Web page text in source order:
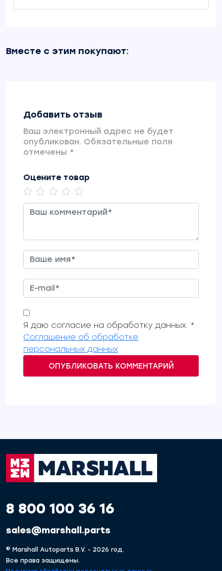
Вместе с этим покупают:
Добавить отзыв
Ваш электронный адрес не будет
опубликован. Обязательные поля
отмечены *
Оцените товар
Я даю согласие на обработку данных. *
Соглашение об обработке
персональных данных
ОПУБЛИКОВАТЬ КОММЕНТАРИЙ
8 800 100 36 16
sales@marshall.parts
© Marshall Autoparts B.V. - 2026 год.
Все права защищены.